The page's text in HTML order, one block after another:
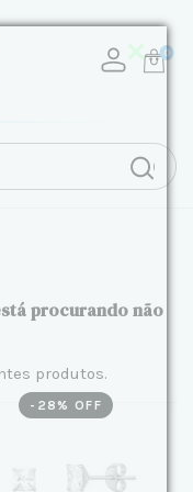
0
procurando não
produtos.
- 28 % OFF